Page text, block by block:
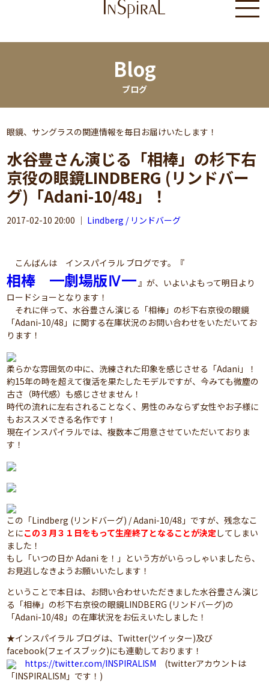
Blog
ブログ
眼鏡、サングラスの関連情報を毎日お届けいたします！
水谷豊さん演じる「相棒」の杉下右
京役の眼鏡LINDBERG (リンドバー
グ)「Adani-10/48」！
2017-02-10 20:00 ｜ Lindberg / リンドバーグ
こんばんは インスパイラル ブログです。『
相棒 ━劇場版Ⅳ━』が、いよいよもって明日より
ロードショーとなります！
それに伴って、水谷豊さん演じる「相棒」の杉下右京役の眼鏡
「Adani-10/48」に関する在庫状況のお問い合わせをいただいてお
ります！
柔らかな雰囲気の中に、洗練された印象を感じさせる「Adani」！
約15年の時を超えて復活を果たしたモデルですが、今みても微塵の
古さ（時代感）も感じさせません！
時代の流れに左右されることなく、男性のみならず女性やお子様に
もおススメできる名作です！
現在インスパイラルでは、複数本ご用意させていただいておりま
す！
この「Lindberg (リンドバーグ) / Adani-10/48」ですが、残念なこ
とにこの３月３１日をもって生産終了となることが決定してしまい
ました！
もし「いつの日か Adani を！」という方がいらっしゃいましたら、
お見逃しなきようお願いいたします！
ということで本日は、お問い合わせいただきました水谷豊さん演じ
る「相棒」の杉下右京役の眼鏡LINDBERG (リンドバーグ)の
「Adani-10/48」の在庫状況をお伝えいたしました！
★インスパイラル ブログは、Twitter(ツイッター)及び
facebook(フェイスブック)にも連動しております！
https://twitter.com/INSPIRALISM (twitterアカウントは
「INSPIRALISM」です！)